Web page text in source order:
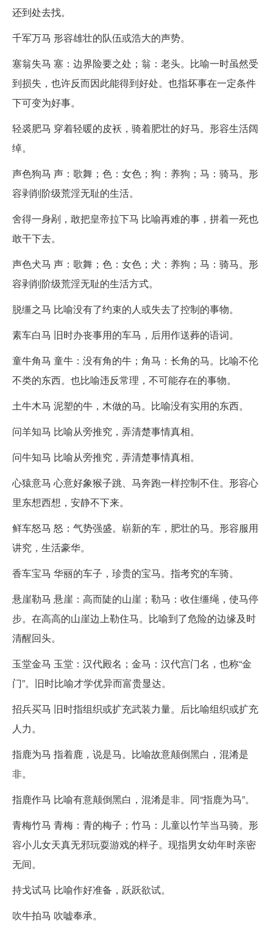
还到处去找。
千军万马 形容雄壮的队伍或浩大的声势。
塞翁失马 塞：边界险要之处；翁：老头。比喻一时虽然受
到损失，也许反而因此能得到好处。也指坏事在一定条件
下可变为好事。
轻裘肥马 穿着轻暖的皮袄，骑着肥壮的好马。形容生活阔
绰。
声色狗马 声：歌舞；色：女色；狗：养狗；马：骑马。形
容剥削阶级荒淫无耻的生活。
舍得一身剐，敢把皇帝拉下马 比喻再难的事，拼着一死也
敢干下去。
声色犬马 声：歌舞；色：女色；犬：养狗；马：骑马。形
容剥削阶级荒淫无耻的生活方式。
脱缰之马 比喻没有了约束的人或失去了控制的事物。
素车白马 旧时办丧事用的车马，后用作送葬的语词。
童牛角马 童牛：没有角的牛；角马：长角的马。比喻不伦
不类的东西。也比喻违反常理，不可能存在的事物。
土牛木马 泥塑的牛，木做的马。比喻没有实用的东西。
问羊知马 比喻从旁推究，弄清楚事情真相。
问牛知马 比喻从旁推究，弄清楚事情真相。
心猿意马 心意好象猴子跳、马奔跑一样控制不住。形容心
里东想西想，安静不下来。
鲜车怒马 怒：气势强盛。崭新的车，肥壮的马。形容服用
讲究，生活豪华。
香车宝马 华丽的车子，珍贵的宝马。指考究的车骑。
悬崖勒马 悬崖：高而陡的山崖；勒马：收住缰绳，使马停
步。在高高的山崖边上勒住马。比喻到了危险的边缘及时
清醒回头。
玉堂金马 玉堂：汉代殿名；金马：汉代宫门名，也称“金
门”。旧时比喻才学优异而富贵显达。
招兵买马 旧时指组织或扩充武装力量。后比喻组织或扩充
人力。
指鹿为马 指着鹿，说是马。比喻故意颠倒黑白，混淆是
非。
指鹿作马 比喻有意颠倒黑白，混淆是非。同“指鹿为马”。
青梅竹马 青梅：青的梅子；竹马：儿童以竹竿当马骑。形
容小儿女天真无邪玩耍游戏的样子。现指男女幼年时亲密
无间。
持戈试马 比喻作好准备，跃跃欲试。
吹牛拍马 吹嘘奉承。